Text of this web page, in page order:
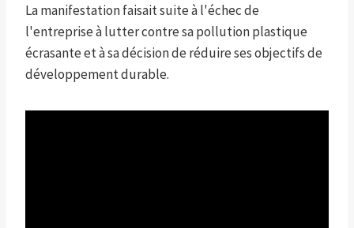
La manifestation faisait suite à l'échec de
l'entreprise à lutter contre sa pollution plastique
écrasante et à sa décision de réduire ses objectifs de
développement durable.